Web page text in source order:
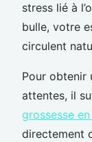
stress lié à
bulle, votre
circulent
Pour obtenir
attentes, il
grossesse
directement